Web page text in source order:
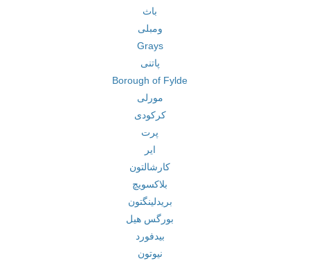
باث
ومبلی
Grays
پاتنی
Borough of Fylde
مورلی
کرکودی
پرت
ایر
کارشالتون
بلاکسویچ
بریدلینگتون
بورگس هیل
بیدفورد
نیوتون